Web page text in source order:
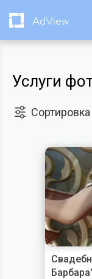
AdView
Услуги
Сортировка